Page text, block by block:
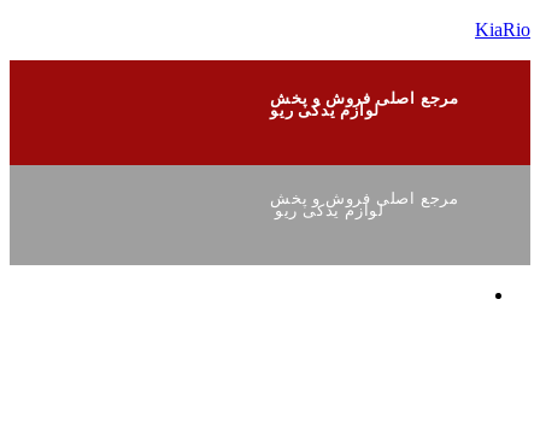
KiaRio
مرجع اصلی فروش و پخش
لوازم یدکی ریو
مرجع اصلی فروش و پخش
لوازم یدکی ریو